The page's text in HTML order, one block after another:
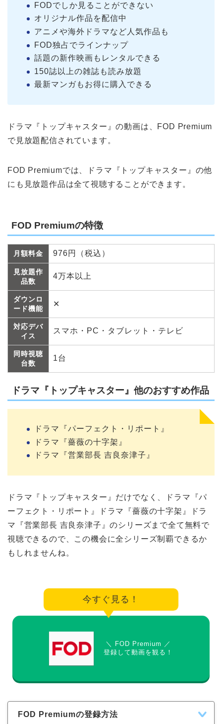
FODでしか見ることができない
オリジナル作品を配信中
アニメや海外ドラマなど人気作品も
FOD独占でラインナップ
話題の新作映画もレンタルできる
150誌以上の雑誌も読み放題
最新マンガもお得に購入できる
ドラマ『トップキャスター』の動画は、FOD Premium
で見放題配信されています。
FOD Premiumでは、ドラマ『トップキャスター』の他
にも見放題作品は全て視聴することができます。
FOD Premiumの特徴
月額料金 976円（税込）
見放題作
品数
4万本以上
ダウンロ
ード機能
✕
対応デバ
イス
スマホ・PC・タブレット・テレビ
同時視聴
台数
1台
ドラマ『トップキャスター』他のおすすめ作品
ドラマ『パーフェクト・リポート』
ドラマ『薔薇の十字架』
ドラマ『営業部長 吉良奈津子』
ドラマ『トップキャスター』だけでなく、ドラマ『パ
ーフェクト・リポート』ドラマ『薔薇の十字架』ドラ
マ『営業部長 吉良奈津子』のシリーズまで全て無料で
視聴できるので、この機会に全シリーズ制覇できるか
もしれませんね。
今すぐ見る！
＼ FOD Premium ／
登録して動画を観る！
FOD Premiumの登録方法